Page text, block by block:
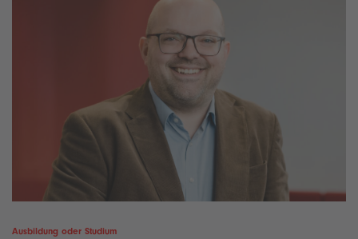
Ausbildung oder Studium